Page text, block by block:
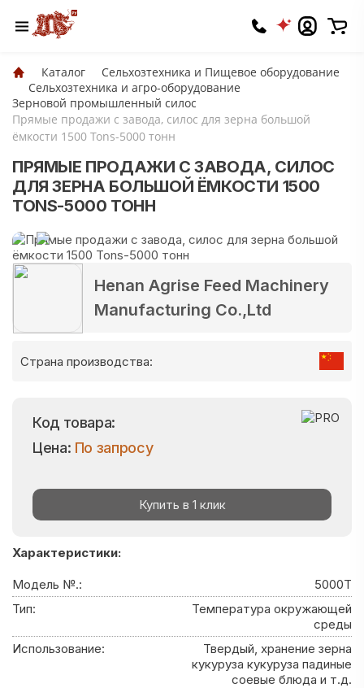
Каталог
Сельхозтехника и Пищевое оборудование
Сельхозтехника и агро-оборудование
Зерновой промышленный силос
Прямые продажи с завода, силос для зерна большой
ёмкости 1500 Tons-5000 тонн
ПРЯМЫЕ ПРОДАЖИ С ЗАВОДА, СИЛОС
ДЛЯ ЗЕРНА БОЛЬШОЙ ЁМКОСТИ 1500
TONS-5000 ТОНН
Henan Agrise Feed Machinery
Manufacturing Co.,Ltd
Страна производства:
Код товара:
Цена: По запросу
Купить в 1 клик
Характеристики:
Модель №.:
5000T
Тип:
Температура окружающей
среды
Использование:
Твердый, хранение зерна
кукуруза кукуруза падиные
соевые блюда и т.д.